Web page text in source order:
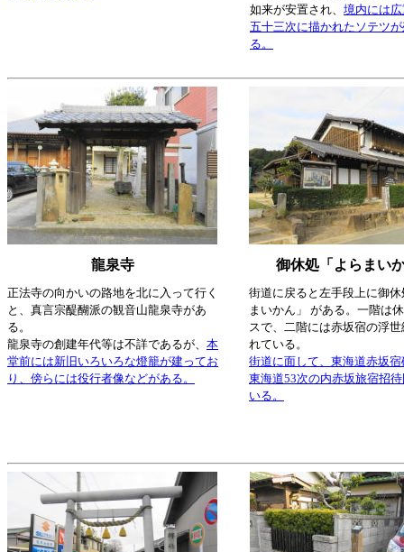
如来が安置され、 境内には
五十三次に描かれたソテツ
る。
龍泉寺 御休処「よらまい
正法寺の向かいの路地を北に入って行く
と、真言宗醍醐派の観音山龍泉寺があ
る。
龍泉寺の創建年代等は不詳であるが、 本
堂前には新旧いろいろな燈籠が建ってお
り、傍らには役行者像などがある。
街道に戻ると左手段上に御休
まいかん」 がある。一階は
スで、二階には赤坂宿の浮
れている。
街道に面して、東海道赤坂
東海道53次の内赤坂旅宿招
いる。